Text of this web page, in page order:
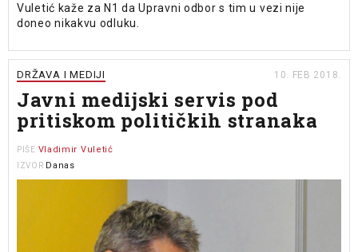
Vuletić kaže za N1 da Upravni odbor s tim u vezi nije
doneo nikakvu odluku.
DRŽAVA I MEDIJI 10. FEB 2018.
Javni medijski servis pod
pritiskom političkih stranaka
PIŠE Vladimir Vuletić
IZVOR Danas